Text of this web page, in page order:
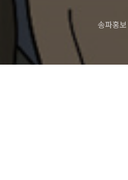
송파홍보